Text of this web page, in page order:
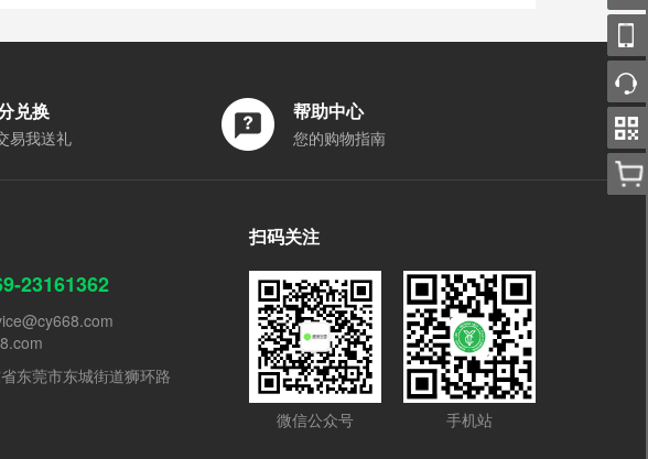
兑换
易我送礼
帮助中心
您的购物指南
23161362
东莞市东城街道狮环路
扫码关注
微信公众号 手机站